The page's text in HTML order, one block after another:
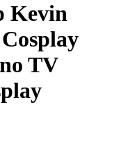
Kevin
TV